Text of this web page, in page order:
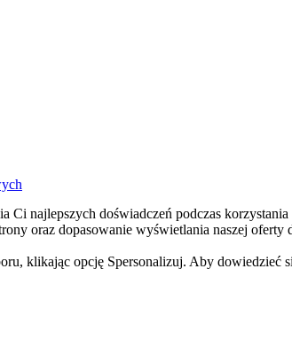
najlepszych doświadczeń podczas
oraz dopasowanie wyświetlania naszej oferty
klikając opcję Spersonalizuj. Aby dowiedzieć